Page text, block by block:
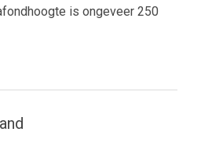
is ongeveer 250